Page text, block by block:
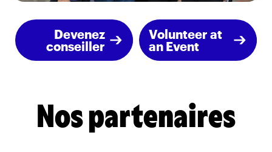
Devenez
conseiller
Volunteer at
an Event
Nos partenaires